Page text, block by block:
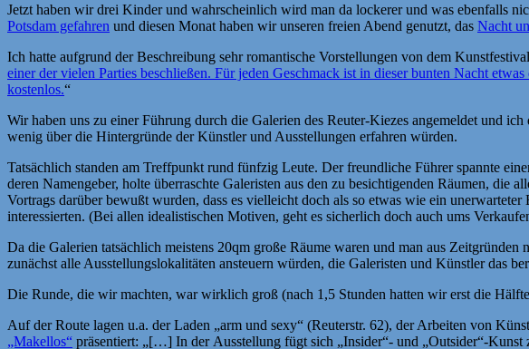
Jetzt haben wir drei Kinder und wahrscheinlich wird man da lockerer und was ebenfalls
Potsdam gefahren und diesen Monat haben wir unseren freien Abend genutzt, das Nacht
Ich hatte aufgrund der Beschreibung sehr romantische Vorstellungen von dem
einer der vielen Parties beschließen. Für jeden Geschmack ist in dieser bunten Nacht
kostenlos.“
Wir haben uns zu einer Führung durch die Galerien des Reuter-Kiezes angemeldet und
wenig über die Hintergründe der Künstler und Ausstellungen erfahren würden.
Tatsächlich standen am Treffpunkt rund fünfzig Leute. Der freundliche Führer spannte
deren Namengeber, holte überraschte Galeristen aus den zu besichtigenden Räumen, die
Vortrags darüber bewußt wurden, dass es vielleicht doch als so etwas wie ein
interessierten. (Bei allen idealistischen Motiven, geht es sicherlich doch auch ums
Da die Galerien tatsächlich meistens 20qm große Räume waren und man aus
zunächst alle Ausstellungslokalitäten ansteuern würden, die Galeristen und Künstler das
Die Runde, die wir machten, war wirklich groß (nach 1,5 Stunden hatten wir erst die
Auf der Route lagen u.a. der Laden „arm und sexy“ (Reuterstr. 62), der Arbeiten von
„Makellos“ präsentiert: „[…] In der Ausstellung fügt sich „Insider“- und „Outsider“-Kunst